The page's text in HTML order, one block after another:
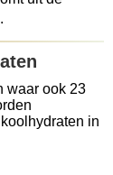
waar ook 23
in